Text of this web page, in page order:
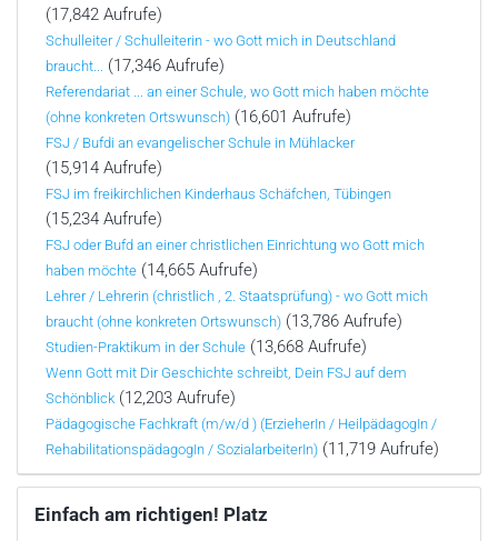
(17,842 Aufrufe)
Schulleiter / Schulleiterin - wo Gott mich in Deutschland
braucht... (17,346 Aufrufe)
Referendariat ... an einer Schule, wo Gott mich haben möchte
(ohne konkreten Ortswunsch) (16,601 Aufrufe)
FSJ / Bufdi an evangelischer Schule in Mühlacker
(15,914 Aufrufe)
FSJ im freikirchlichen Kinderhaus Schäfchen, Tübingen
(15,234 Aufrufe)
FSJ oder Bufd an einer christlichen Einrichtung wo Gott mich
haben möchte (14,665 Aufrufe)
Lehrer / Lehrerin (christlich , 2. Staatsprüfung) - wo Gott mich
braucht (ohne konkreten Ortswunsch) (13,786 Aufrufe)
Studien-Praktikum in der Schule (13,668 Aufrufe)
Wenn Gott mit Dir Geschichte schreibt, Dein FSJ auf dem
Schönblick (12,203 Aufrufe)
Pädagogische Fachkraft (m/w/d ) (ErzieherIn / HeilpädagogIn /
RehabilitationspädagogIn / SozialarbeiterIn) (11,719 Aufrufe)
Einfach am richtigen! Platz